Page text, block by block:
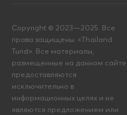
Copyright © 2023—2025. Все
права защищены. «Thailand
Turist». Все материалы,
размещенные на данном сайте,
предоставляются
исключительно в
информационных целях и не
являются предложением или